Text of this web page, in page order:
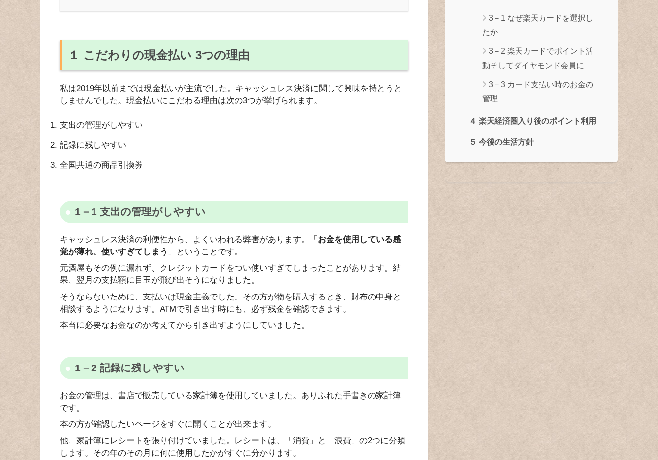
１ こだわりの現金払い 3つの理由
私は2019年以前までは現金払いが主流でした。キャッシュレス決済に関して興味を持とうと
しませんでした。現金払いにこだわる理由は次の3つが挙げられます。
支出の管理がしやすい
記録に残しやすい
全国共通の商品引換券
1－1 支出の管理がしやすい
キャッシュレス決済の利便性から、よくいわれる弊害があります。「 お金を使用している感
覚が薄れ、使いすぎてしまう 」ということです。
元酒屋もその例に漏れず、クレジットカードをつい使いすぎてしまったことがあります。結
果、翌月の支払額に目玉が飛び出そうになりました。
そうならないために、支払いは現金主義でした。その方が物を購入するとき、財布の中身と
相談するようになります。ATMで引き出す時にも、必ず残金を確認できます。
本当に必要なお金なのか考えてから引き出すようにしていました。
1－2 記録に残しやすい
お金の管理は、書店で販売している家計簿を使用していました。ありふれた手書きの家計簿
です。
本の方が確認したいページをすぐに開くことが出来ます。
他、家計簿にレシートを張り付けていました。レシートは、「消費」と「浪費」の2つに分類
します。その年のその月に何に使用したかがすぐに分かります。
3－1 なぜ楽天カードを選択し
たか
3－2 楽天カードでポイント活
動そしてダイヤモンド会員に
3－3 カード支払い時のお金の
管理
４ 楽天経済圏入り後のポイント利用
５ 今後の生活方針